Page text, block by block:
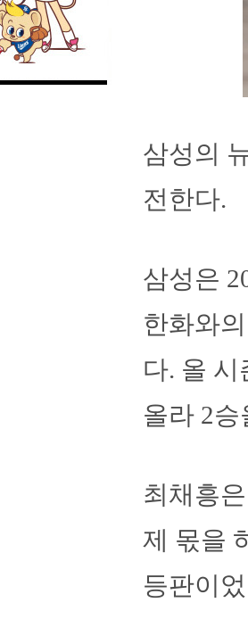
삼성의
전한다.
삼성은
한화와
다. 올
올라 2승
최채흥
제 몫을
등판이